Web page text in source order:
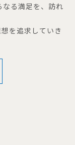
る満足を、訪れ
を追求していき